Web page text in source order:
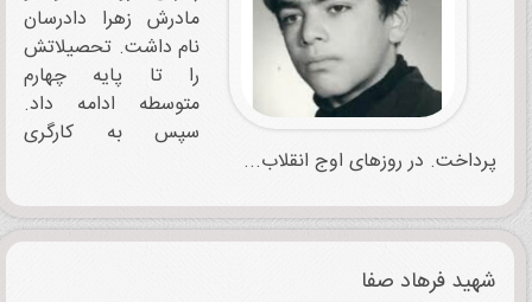
مادرش زهرا دادرسان
نام‌ داشت. تحصیلاتش
را تا پایه چهارم
متوسطه ادامه داد.
سپس به کارگری
پرداخت. در روزهای اوج انقلاب...
شهید فرهاد صفا